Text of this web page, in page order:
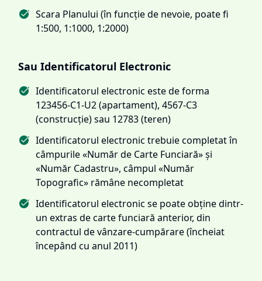
Scara Planului (în funcție de nevoie, poate fi
1:500, 1:1000, 1:2000)
Sau Identificatorul Electronic
Identificatorul electronic este de forma
123456-C1-U2 (apartament), 4567-C3
(construcție) sau 12783 (teren)
Identificatorul electronic trebuie completat în
câmpurile «Număr de Carte Funciară» și
«Număr Cadastru», câmpul «Număr
Topografic» rămâne necompletat
Identificatorul electronic se poate obține dintr-
un extras de carte funciară anterior, din
contractul de vânzare-cumpărare (încheiat
începând cu anul 2011)